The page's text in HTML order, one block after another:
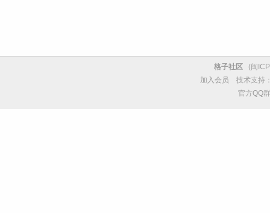
格子社区 (闽
加入会员
技术支持
官方QQ